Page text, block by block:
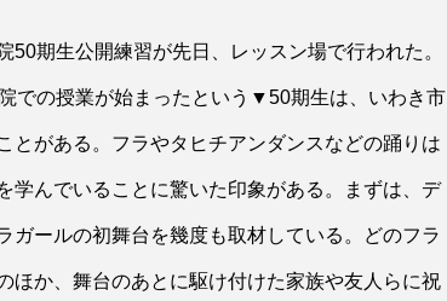
期生公開練習が先日、レッスン場で行われた。
での授業が始まったという▼50期生は、いわき市
とがある。フラやタヒチアンダンスなどの踊りは
学んでいることに驚いた印象がある。まずは、デ
ールの初舞台を幾度も取材している。どのフラ
ほか、舞台のあとに駆け付けた家族や友人らに祝